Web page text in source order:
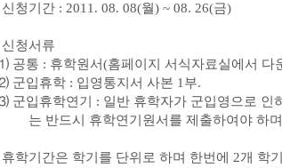
신청기간: 2011. 08. 08(월) ~ 08. 26(금)
신청서류
공통 : 휴학원서(홈페이지 서식자료실에서 다
군입휴학: 입영통지서 사본 1 부.
군입휴학연기 : 일반 휴학자가 군입영으로 인
는 반드시 휴학연기원서를 제출하여야 하며
휴학기간은 학기를 단위로 하며 한번에 2개 학